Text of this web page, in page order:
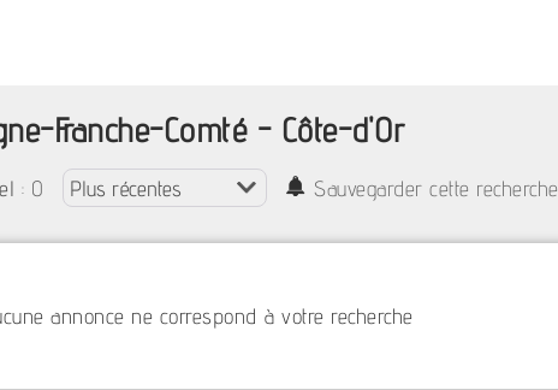
Franche-Comté - Côte-d'Or
: 0 Sauvegarder cette recherche
annonce ne correspond à votre recherche